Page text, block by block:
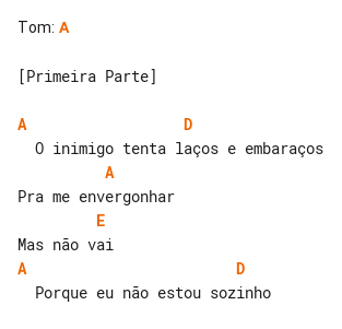
Tom: A
[Primeira Parte]
A
D
A
E
A
D